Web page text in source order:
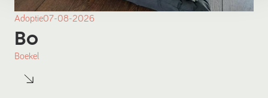
Adoptie07-08-2026
Bo
Boekel